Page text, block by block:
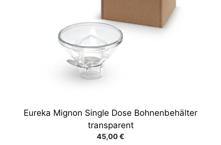
Eureka Mignon Single Dose Bohnenbehälter
transparent
45,00€